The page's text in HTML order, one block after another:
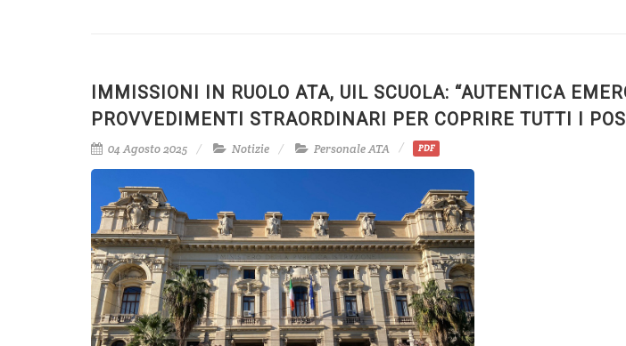
IMMISSIONI IN RUOLO ATA, UIL SCUOLA: “AUTENTICA
PROVVEDIMENTI STRAORDINARI PER COPRIRE TUTTI I
04 Agosto 2025 Notizie Personale ATA PDF